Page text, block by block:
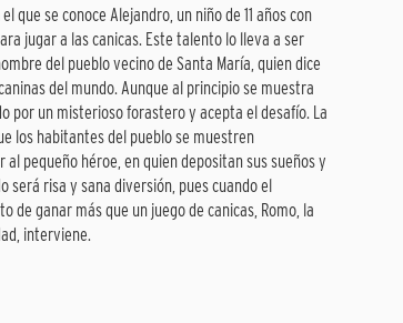
que se conoce Alejandro, un niño de 11 años con
jugar a las canicas. Este talento lo lleva a ser
del pueblo vecino de Santa María, quien dice
del mundo. Aunque al principio se muestra
por un misterioso forastero y acepta el desafío. La
los habitantes del pueblo se muestren
pequeño héroe, en quien depositan sus sueños y
será risa y sana diversión, pues cuando el
de ganar más que un juego de canicas, Romo, la
interviene.